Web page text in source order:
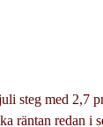
steg med 2,7
räntan redan i